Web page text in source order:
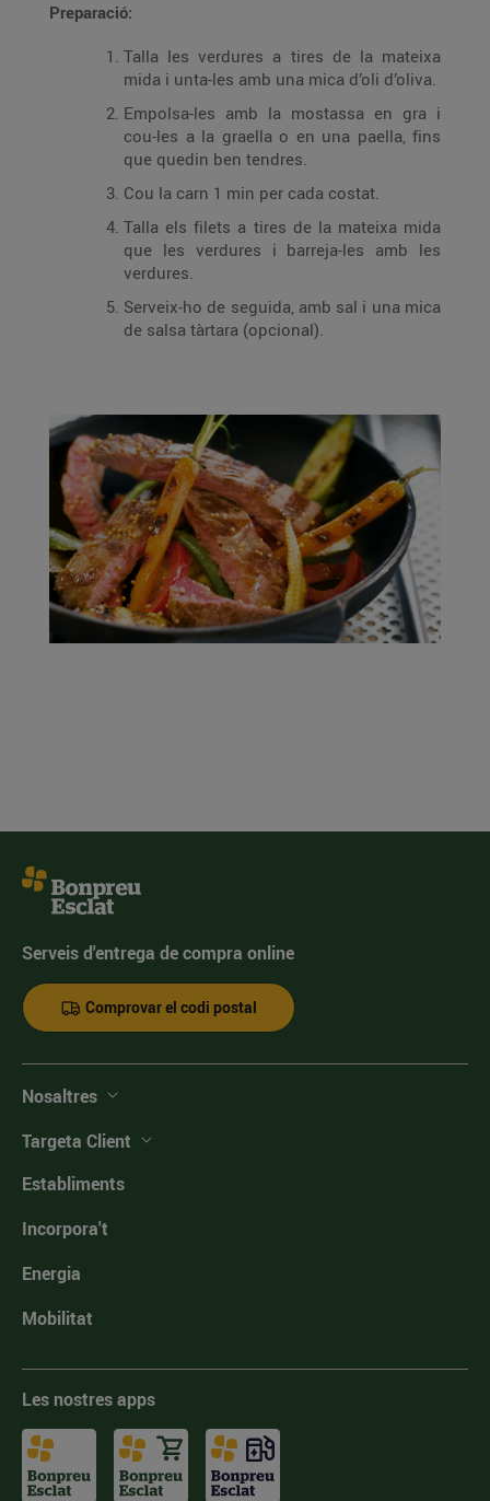
Preparació:
Talla les verdures a tires de la mateixa
mida i unta-les amb una mica d’oli d’oliva.
Empolsa-les amb la mostassa en gra i
cou-les a la graella o en una paella, fins
que quedin ben tendres.
Cou la carn 1 min per cada costat.
Talla els filets a tires de la mateixa mida
que les verdures i barreja-les amb les
verdures.
Serveix-ho de seguida, amb sal i una mica
de salsa tàrtara (opcional).
Serveis d'entrega de compra online
Comprovar el codi postal
Nosaltres
Targeta Client
Establiments
Incorpora't
Energia
Mobilitat
Les nostres apps